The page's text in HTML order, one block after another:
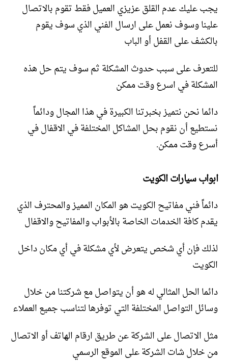
يجب عليك عدم القلق عزيزي العميل فقط تقوم بالاتصال
علينا وسوف نعمل على ارسال الفني الذي سوف يقوم
بالكشف على القفل أو الباب
للتعرف على سبب حدوث المشكلة ثم سوف يتم حل هذه
المشكلة في اسرع وقت ممكن
دائما نحن نتميز بخبرتنا الكبيرة في هذا المجال ودائماً
نستطيع أن نقوم بحل المشاكل المختلفة في الاقفال في
أسرع وقت ممكن.
ابواب سيارات الكويت
دائماً فني مفاتيح الكويت هو المكان المميز والمحترف الذي
يقدم كافة الخدمات الخاصة بالأبواب والمفاتيح والاقفال
لذلك فإن أي شخص يتعرض لأي مشكلة في أي مكان داخل
الكويت
دائما الحل المثالي له هو أن يتواصل مع شركتنا من خلال
وسائل التواصل المختلفة التي توفرها لتناسب جميع العملاء
مثل الاتصال على الشركة عن طريق ارقام الهاتف أو الاتصال
من خلال شات الشركة على الموقع الرسمي